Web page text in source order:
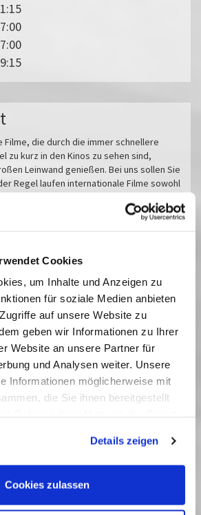
Cookies
um Inhalte und Anzeigen zu
für soziale Medien anbieten
auf unsere Website zu
geben wir Informationen zu Ihrer
Website an unsere Partner für
und Analysen weiter. Unsere
Informationen möglicherweise mit
die Sie ihnen bereitgestellt
Webseite weiterhin nutzen.
Details zeigen
Cookies zulassen
Filme, die durch die immer schnellere
zu kurz in den Kinos zu sehen sind,
Leinwand genießen. Bei uns sollen Sie
Regel laufen internationale Filme sowohl
echt?
Sangerhausen
des Orangenbaums
Bahnhof Friedrichstraße
des Josef Mengele
Princess
Unfall